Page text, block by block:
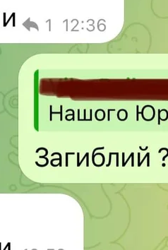
, що всі необхідні
і інструкторів.
ми тут не траву
побратимів, і
, — казав він.
Одеса російсько-українська